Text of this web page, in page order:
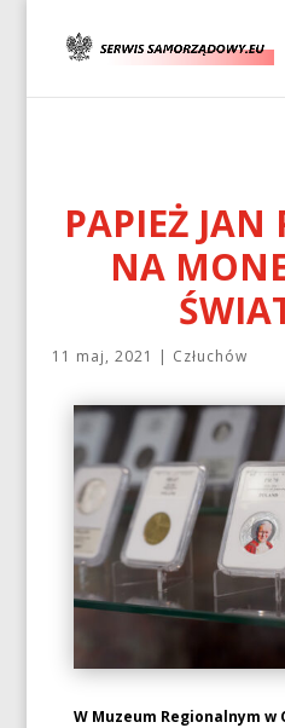
PAPIEŻ JAN
NA
11 maj, 2021 | Człuchów
W Muzeum Regionalnym w